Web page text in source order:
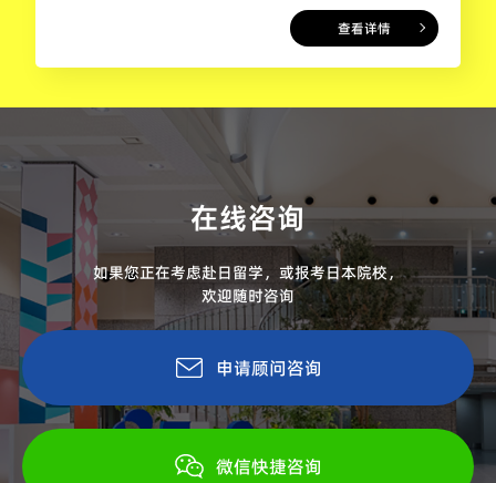
查看详情
在线咨询
如果您正在考虑赴日留学，或报考日本院校，
欢迎随时咨询
申请顾问咨询
微信快捷咨询